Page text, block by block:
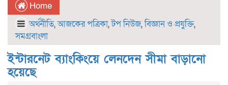
Home
অর্থনীতি,আজকের পত্রিকা,টপ নিউজ,বিজ্ঞান ও প্রযুক্তি,
সমগ্রবাংলা
ইন্টারনেট ব্যাংকিংয়ে লেনদেন সীমা বাড়ানো
হয়েছে